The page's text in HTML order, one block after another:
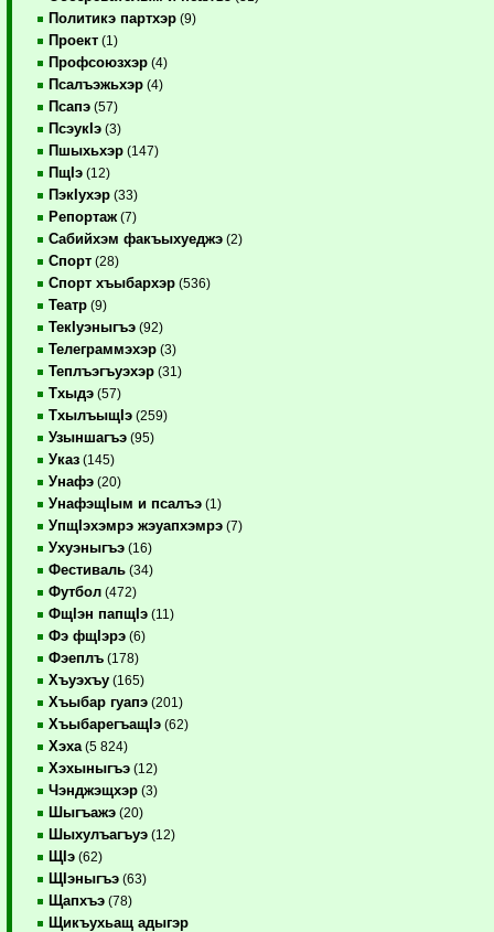
Политикэ партхэр (9)
Проект (1)
Профсоюзхэр (4)
Псалъэжьхэр (4)
Псапэ (57)
ПсэукIэ (3)
Пшыхьхэр (147)
ПщIэ (12)
ПэкIухэр (33)
Репортаж (7)
Сабийхэм факъыхуеджэ (2)
Спорт (28)
Спорт хъыбархэр (536)
Театр (9)
ТекIуэныгъэ (92)
Телеграммэхэр (3)
Теплъэгъуэхэр (31)
Тхыдэ (57)
ТхылъыщIэ (259)
Узыншагъэ (95)
Указ (145)
Унафэ (20)
УнафэщIым и псалъэ (1)
УпщIэхэмрэ жэуапхэмрэ (7)
Ухуэныгъэ (16)
Фестиваль (34)
Футбол (472)
ФщIэн папщIэ (11)
Фэ фщIэрэ (6)
Фэеплъ (178)
Хъуэхъу (165)
Хъыбар гуапэ (201)
ХъыбарегъащIэ (62)
Хэха (5 824)
Хэхыныгъэ (12)
Чэнджэщхэр (3)
Шыгъажэ (20)
Шыхулъагъуэ (12)
ЩIэ (62)
ЩIэныгъэ (63)
Щапхъэ (78)
Щикъухьащ адыгэр